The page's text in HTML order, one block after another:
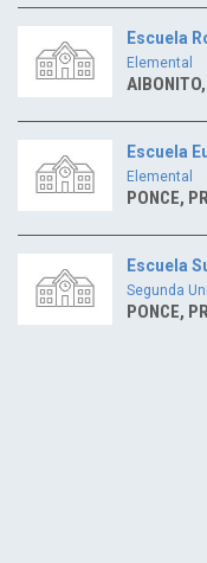
Escuela
Elemental
Escuela
Elemental
PONCE, PR
Escuela
Segunda
PONCE, PR